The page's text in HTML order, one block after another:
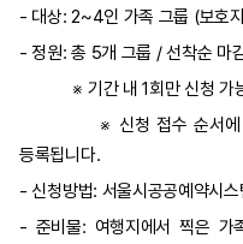
- 대상: 2~4인 가족 그룹 (보호
- 정원: 총 5개 그룹 / 선착순 마
※ 기간 내 1회만 신청 가능,
※ 신청 접수 순서에 따라
등록됩니다.
- 신청방법: 서울시공공예약시스
- 준비물: 여행지에서 찍은